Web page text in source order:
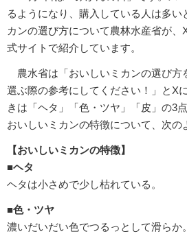
るようになり、購入している人は多い
カンの選び方について農林水産省が、
式サイトで紹介しています。
農水省は「おいしいミカンの選び方
選ぶ際の参考にしてください！」とX
きは「ヘタ」「色・ツヤ」「皮」の3
おいしいミカンの特徴について、次の
【おいしいミカンの特徴】
■ヘタ
ヘタは小さめで少し枯れている。
■色・ツヤ
濃いだいだい色でつるっとして滑らか。